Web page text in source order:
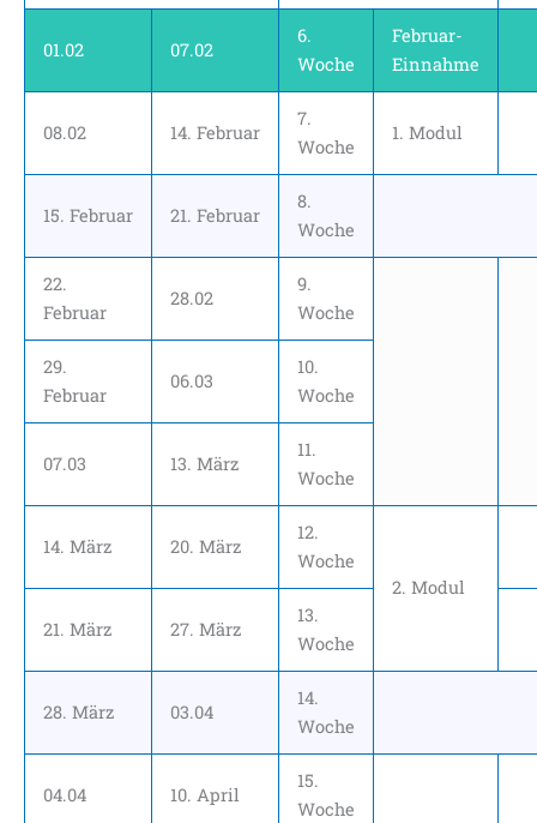
01.02 07.02
6.
Woche
Februar-
Einnahme
08.02 14. Februar
7.
Woche
1. Modul
15. Februar 21. Februar
8.
Woche
22.
Februar
28.02
9.
Woche
29.
Februar
06.03
10.
Woche
07.03 13. März
11.
Woche
14. März 20. März
12.
Woche
2. Modul
21. März
27. März
13.
Woche
28. März 03.04
14.
Woche
04.04 10. April
15.
Woche